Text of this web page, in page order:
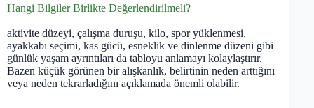
Hangi Bilgiler Birlikte Değerlendirilmeli?
aktivite düzeyi, çalışma duruşu, kilo, spor yüklenmesi,
ayakkabı seçimi, kas gücü, esneklik ve dinlenme düzeni gibi
günlük yaşam ayrıntıları da tabloyu anlamayı kolaylaştırır.
Bazen küçük görünen bir alışkanlık, belirtinin neden arttığını
veya neden tekrarladığını açıklamada önemli olabilir.